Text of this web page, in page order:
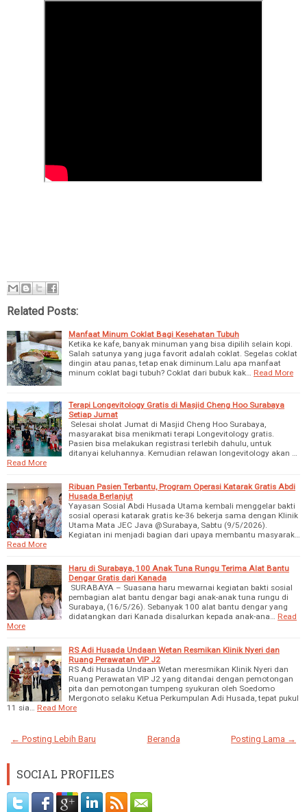
Related Posts:
Manfaat Minum Coklat Bagi Kesehatan Tubuh
Ketika ke kafe, banyak minuman yang bisa dipilih selain kopi.
Salah satunya yang juga favorit adalah coklat. Segelas coklat
dingin atau panas, tetap enak diminum.Lalu apa manfaat
minum coklat bagi tubuh? Coklat dari bubuk kak… Read More
Terapi Longevitology Gratis di Masjid Cheng Hoo Surabaya
Setiap Jumat
Selesai sholat Jumat di Masjid Cheng Hoo Surabaya,
masyarakat bisa menikmati terapi Longevitology gratis.
Pasien bisa melakukan registrasi terlebih dahulu, untuk
ditanyai keluhannya. Kemudian relawan longevitology akan …
Read More
Ribuan Pasien Terbantu, Program Operasi Katarak Gratis Abdi
Husada Berlanjut
Yayasan Sosial Abdi Husada Utama kembali menggelar bakti
sosial operasi katarak gratis ke-36 bekerja sama dengan Klinik
Utama Mata JEC Java @Surabaya, Sabtu (9/5/2026).
Kegiatan ini menjadi bagian dari upaya membantu masyarak…
Read More
Haru di Surabaya, 100 Anak Tuna Rungu Terima Alat Bantu
Dengar Gratis dari Kanada
SURABAYA – Suasana haru mewarnai kegiatan bakti sosial
pembagian alat bantu dengar bagi anak-anak tuna rungu di
Surabaya, (16/5/26). Sebanyak 100 alat bantu dengar yang
didatangkan dari Kanada disalurkan kepada anak-ana… Read
More
RS Adi Husada Undaan Wetan Resmikan Klinik Nyeri dan
Ruang Perawatan VIP J2
RS Adi Husada Undaan Wetan meresmikan Klinik Nyeri dan
Ruang Perawatan VIP J2 yang ditandai dengan pemotongan
pita dan pemotongan tumpeng syukuran oleh Soedomo
Mergonoto selaku Ketua Perkumpulan Adi Husada, tepat pukul
11 sia… Read More
← Posting Lebih Baru Posting Lama →
Beranda
SOCIAL PROFILES